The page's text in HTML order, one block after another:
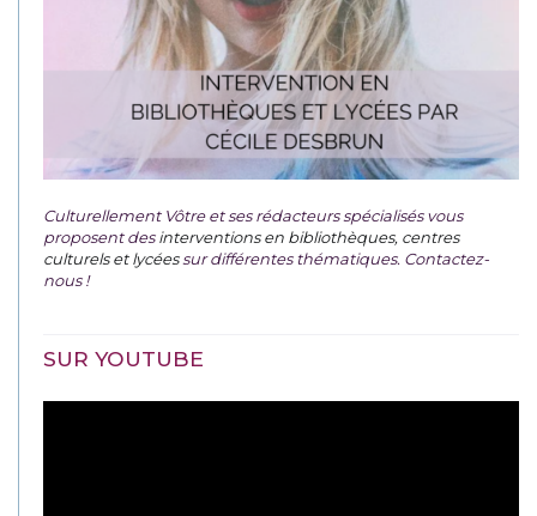
Culturellement Vôtre et ses rédacteurs spécialisés vous
proposent desinterventions en bibliothèques, centres
culturels et lycéessur différentes thématiques. Contactez-
nous !
SUR YOUTUBE